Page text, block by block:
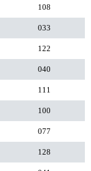
108
033
122
040
111
100
077
128